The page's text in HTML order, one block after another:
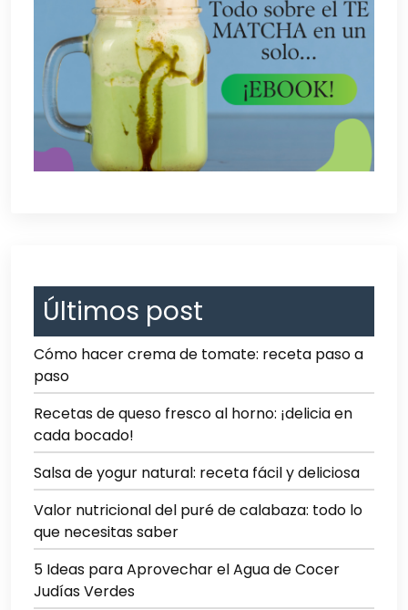
Últimos post
Cómo hacer crema de tomate: receta paso a
paso
Recetas de queso fresco al horno: ¡delicia en
cada bocado!
Salsa de yogur natural: receta fácil y deliciosa
Valor nutricional del puré de calabaza: todo lo
que necesitas saber
5 Ideas para Aprovechar el Agua de Cocer
Judías Verdes